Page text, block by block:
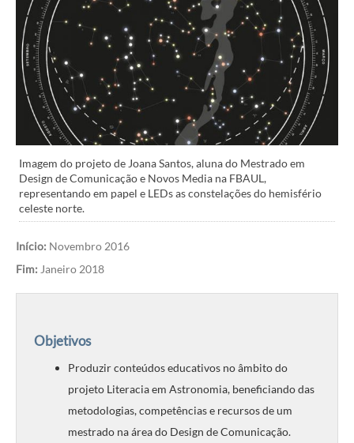
Imagem do projeto de Joana Santos, aluna do Mestrado em
Design de Comunicação e Novos Media na FBAUL,
representando em papel e LEDs as constelações do hemisfério
celeste norte.
Início: Novembro 2016
Fim: Janeiro 2018
Objetivos
Produzir conteúdos educativos no âmbito do
projeto Literacia em Astronomia, beneficiando das
metodologias, competências e recursos de um
mestrado na área do Design de Comunicação.